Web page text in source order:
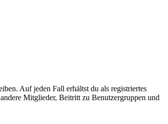
Auf jeden Fall erhältst du als registriertes
Mitglieder, Beitritt zu Benutzergruppen und